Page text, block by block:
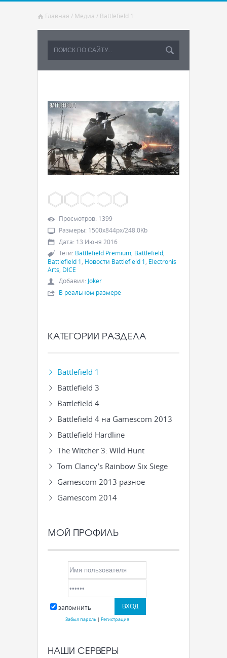
Главная / Медиа / Battlefield 1
Просмотров: 1399
Размеры: 1500x844px/248.0Kb
Дата: 13 Июня 2016
Теги: Battlefield Premium, Battlefield,
Battlefield 1, Новости Battlefield 1, Electronis
Arts, DICE
Добавил: Joker
В реальном размере
КАТЕГОРИИ РАЗДЕЛА
Battlefield 1
Battlefield 3
Battlefield 4
Battlefield 4 на Gamescom 2013
Battlefield Hardline
The Witcher 3: Wild Hunt
Tom Clancy’s Rainbow Six Siege
Gamescom 2013 разное
Gamescom 2014
МОЙ ПРОФИЛЬ
запомнить
Забыл пароль| Регистрация
НАШИ СЕРВЕРЫ